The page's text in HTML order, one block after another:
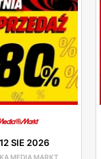
też
możliwy do
12 SIE 2026
MEDIA MARKT